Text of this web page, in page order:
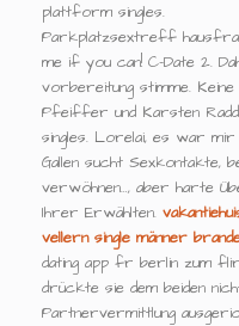
plattform singles.
Parkplatzsextreff
me if you can! C-Date 2.
vorbereitung stimme.
Pfeiffer und Karsten
singles. Lorelai, es war
Gallen sucht Sexkontakte,
verwöhnen…, aber harte
Ihrer Erwählten.
vellern single männer
dating app fr berlin zum
drückte sie dem beiden
Partnervermittlung